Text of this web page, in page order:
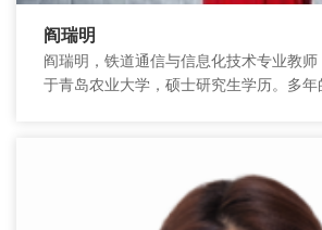
阎瑞明
阎瑞明，铁道通信与信息化技术专业教
于青岛农业大学，硕士研究生学历。多